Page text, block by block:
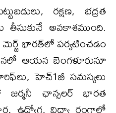
రక్షణ, భద్రత
తీసుకునే అవకాశముంది.
భారత్​లో పర్యటించడం
ఆయన బెంగళూరునూ
హెచ్1బీ సమస్యలు
జర్మనీ ఛాన్సలర్​ భారత